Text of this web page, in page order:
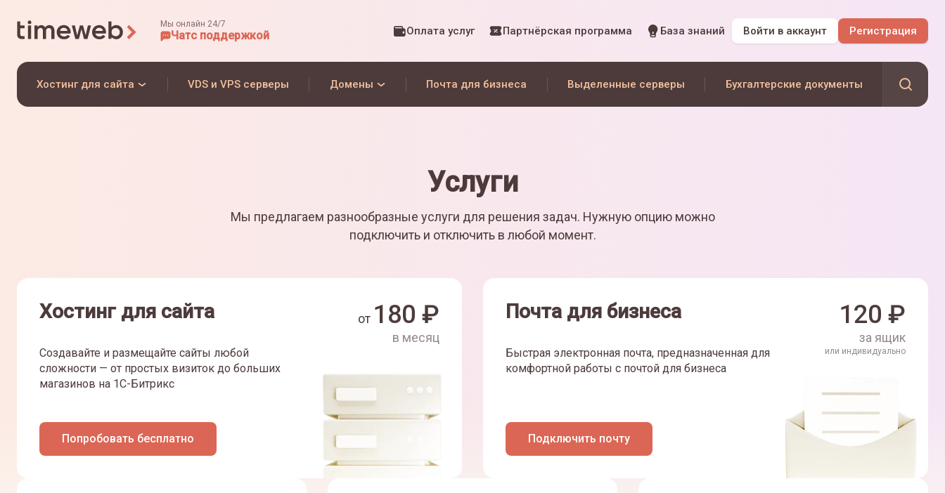
Мы онлайн 24/7
Чатс поддержкой Оплата услуг Партнёрская программа База знаний Войти в аккаунт Регистрация
Хостинг для сайта VDS и VPS серверы Домены Почта для бизнеса Выделенные серверы Бухгалтерские документы
Услуги
Мы предлагаем разнообразные услуги для решения задач. Нужную опцию можно
подключить и отключить в любой момент.
Хостинг для сайта
Создавайте и размещайте сайты любой
сложности — от простых визиток до больших
магазинов на 1С-Битрикс
Попробовать бесплатно
от 180 ₽
в месяц
Почта для бизнеса
Быстрая электронная почта, предназначенная для
комфортной работы с почтой для бизнеса
Подключить почту
120 ₽
за ящик
или индивидуально